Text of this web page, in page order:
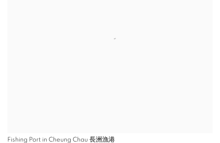
Fishing Port in Cheung Chau 長洲漁港